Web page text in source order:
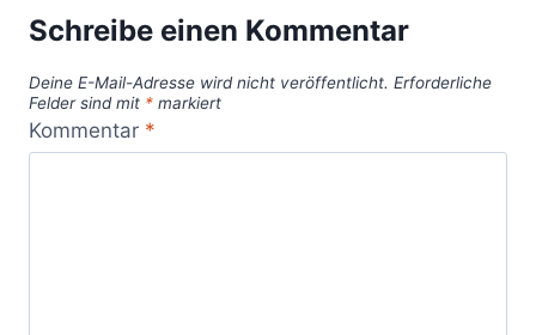
Schreibe einen Kommentar
Deine E-Mail-Adresse wird nicht veröffentlicht. Erforderliche
Felder sind mit * markiert
Kommentar *